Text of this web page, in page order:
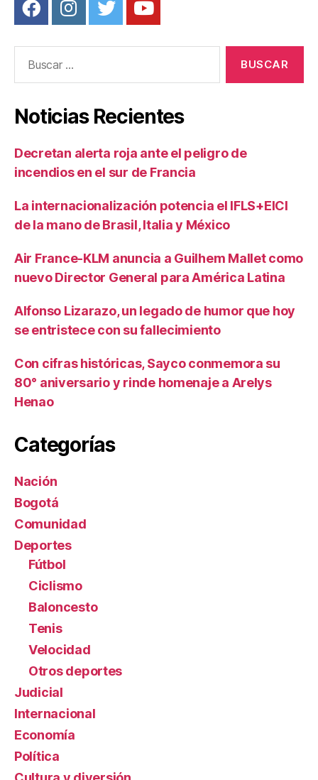
Noticias Recientes
Decretan alerta roja ante el peligro de
incendios en el sur de Francia
La internacionalización potencia el IFLS+EICI
de la mano de Brasil, Italia y México
Air France-KLM anuncia a Guilhem Mallet como
nuevo Director General para América Latina
Alfonso Lizarazo, un legado de humor que hoy
se entristece con su fallecimiento
Con cifras históricas, Sayco conmemora su
80° aniversario y rinde homenaje a Arelys
Henao
Categorías
Nación
Bogotá
Comunidad
Deportes
Fútbol
Ciclismo
Baloncesto
Tenis
Velocidad
Otros deportes
Judicial
Internacional
Economía
Política